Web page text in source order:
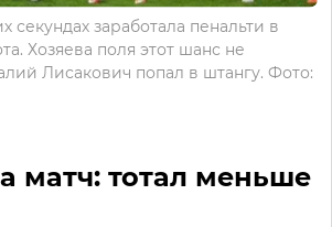
секундах заработала пенальти в
Хозяева поля этот шанс не
Лисакович попал в штангу. Фото:
матч: тотал меньше